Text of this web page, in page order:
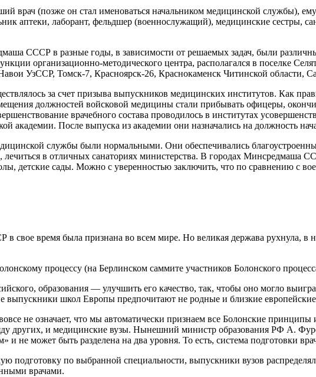
врач (позже он стал именоваться начальником медицинской службы),
аптеки, лаборант, фельдшер (военнослужащий), медицинские сестры,
СССР в разные годы, в зависимости от решаемых задач, были
организационно-методического центра, располагался в поселке
УзССР, Томск-7, Красноярск-26, Краснокаменск Читинской области,
за счет призыва выпускников медицинских институтов. Как
должностей войсковой медицины стали прибывать офицеры,
врачебного состава проводилось в институтах
академии. После выпуска из академии они назначались на должность
службы были нормальными. Они обеспечивались
лечиться в отличных санаториях министерства. В городах Минсредмаша
детские сады. Можно с уверенностью заключить, что по сравнению с
свое время была признана во всем мире. Но великая держава рухнула, в
процессу (на Берлинском саммите участников Болонского
образования — улучшить его качество, так, чтобы оно могло
школ Европы предпочитают не родные и близкие европейские
не означает, что мы автоматически признаем все Болонские
других, и медицинские вузы. Нынешний министр образования РФ А.
и не может быть разделена на два уровня. То есть, система подготовки
по выбранной специальности, выпускники вузов
врачами.